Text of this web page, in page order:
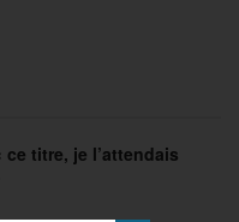
titre, je l’attendais